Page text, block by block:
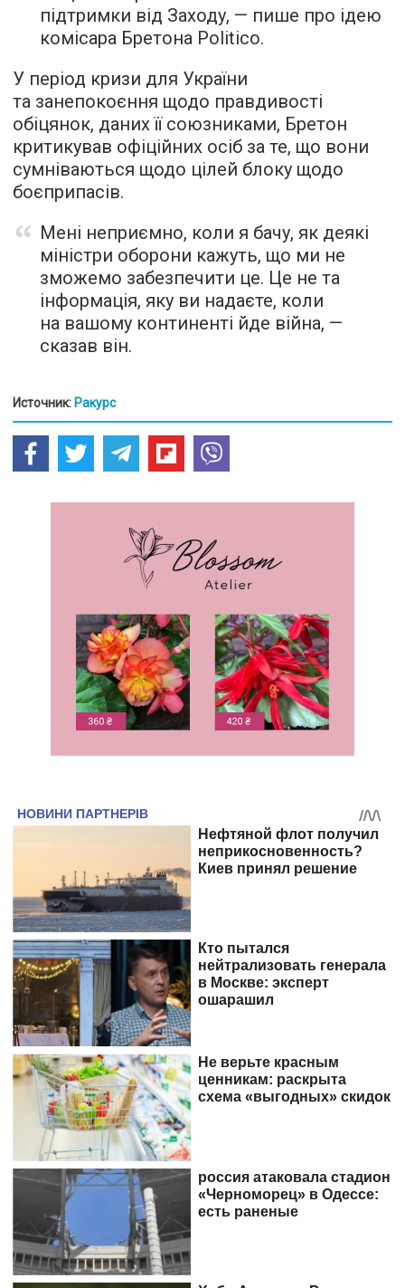
підтримки від Заходу, — пише про ідею
комісара Бретона Politico.
У період кризи для України
та занепокоєння щодо правдивості
обіцянок, даних її союзниками, Бретон
критикував офіційних осіб за те, що вони
сумніваються щодо цілей блоку щодо
боєприпасів.
Мені неприємно, коли я бачу, як деякі
міністри оборони кажуть, що ми не
зможемо забезпечити це. Це не та
інформація, яку ви надаєте, коли
на вашому континенті йде війна, —
сказав він.
Источник: Ракурс